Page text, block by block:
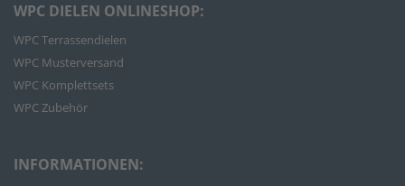
WPC DIELEN ONLINESHOP:
WPC Terrassendielen
WPC Musterversand
WPC Komplettsets
WPC Zubehör
INFORMATIONEN: